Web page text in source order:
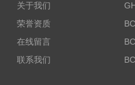
关于我们
荣誉资质
在线留言
联系我们